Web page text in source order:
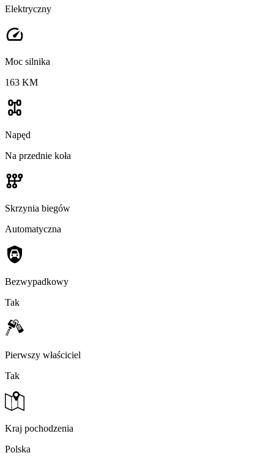
Elektryczny
Moc silnika
163 KM
Napęd
Na przednie koła
Skrzynia biegów
Automatyczna
Bezwypadkowy
Tak
Pierwszy właściciel
Tak
Kraj pochodzenia
Polska